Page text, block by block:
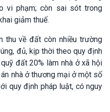
vi phạm; còn sai sót trong
giảm thuế.
thu về đất còn nhiều trường
đủ, kịp thời theo quy định
đất 20% làm nhà ở xã hội
nhà ở thương mại ở một số
quy định pháp luật, có nguy